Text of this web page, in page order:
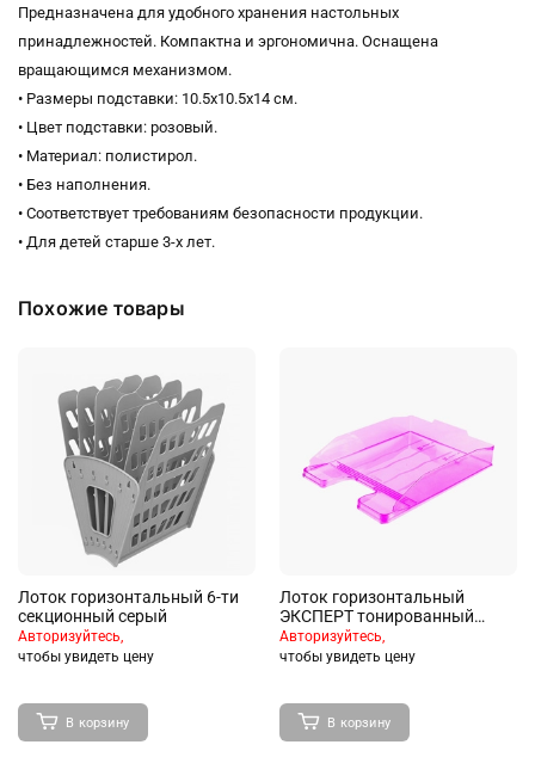
Предназначена для удобного хранения настольных
принадлежностей. Компактна и эргономична. Оснащена
вращающимся механизмом.
• Размеры подставки: 10.5х10.5х14 см.
• Цвет подставки: розовый.
• Материал: полистирол.
• Без наполнения.
• Соответствует требованиям безопасности продукции.
• Для детей старше 3-х лет.
Похожие товары
Лоток горизонтальный 6-ти
секционный серый
Авторизуйтесь,
чтобы увидеть цену
В корзину
Лоток горизонтальный
ЭКСПЕРТ тонированный
фиолетовый СЛИВА
Авторизуйтесь,
чтобы увидеть цену
В корзину